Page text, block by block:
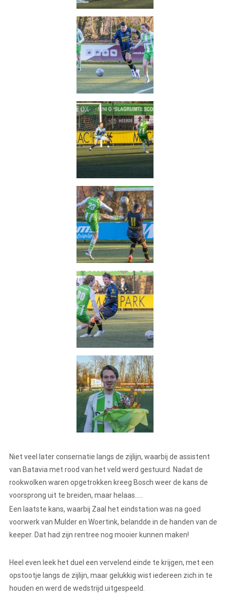
Niet veel later consernatie langs de zijlijn, waarbij de assistent
van Batavia met rood van het veld werd gestuurd. Nadat de
rookwolken waren opgetrokken kreeg Bosch weer de kans de
voorsprong uit te breiden, maar helaas…..
Een laatste kans, waarbij Zaal het eindstation was na goed
voorwerk van Mulder en Woertink, belandde in de handen van de
keeper. Dat had zijn rentree nog mooier kunnen maken!
Heel even leek het duel een vervelend einde te krijgen, met een
opstootje langs de zijlijn, maar gelukkig wist iedereen zich in te
houden en werd de wedstrijd uitgespeeld.